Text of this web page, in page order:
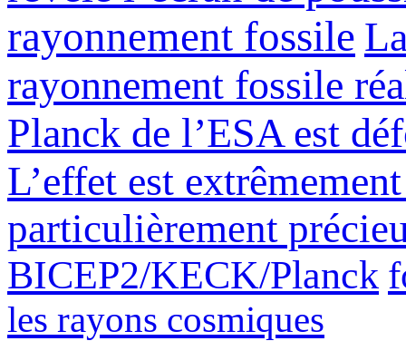
rayonnement fossile
rayonnement fossile
Planck de l’ESA est
L’effet est
particulièrement
BICEP2/KECK/Planck
les rayons cosmiques